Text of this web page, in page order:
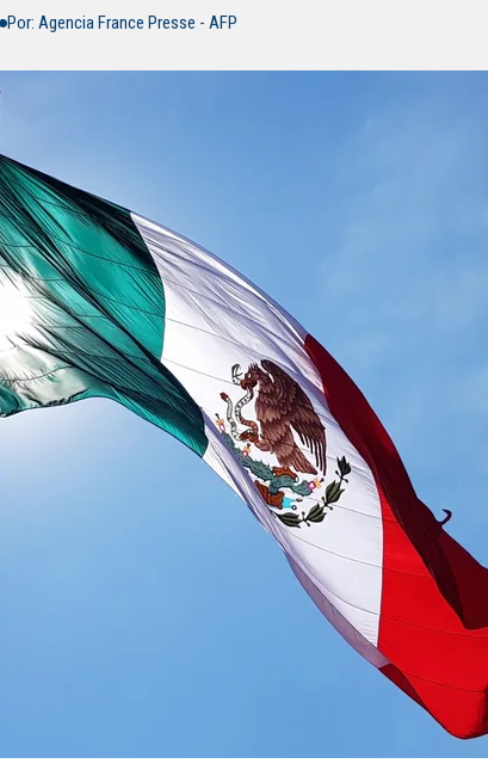
Por: Agencia France Presse - AFP